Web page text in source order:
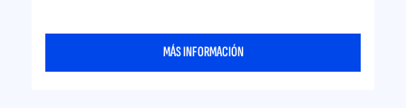
MÁS INFORMACIÓN